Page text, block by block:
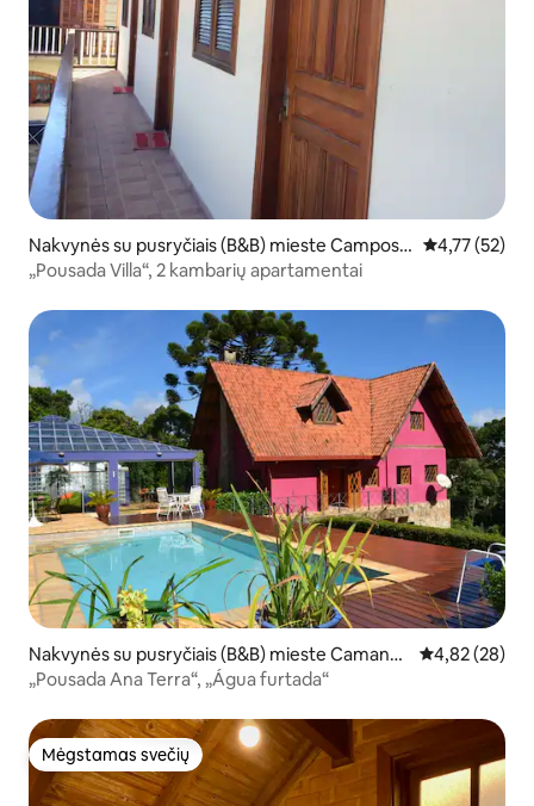
Nakvynės su pusryčiais (B&B) mieste Campos d
o Jordão
Vidutinis
4,77 (52)
„Pousada Villa“, 2 kambarių apartamentai
Nakvynės su pusryčiais (B&B) mieste Camand
ucaia
Vidutinis
4,82 (28)
„Pousada Ana Terra“, „Água furtada“
Mėgstamas svečių
Mėgstamas svečių